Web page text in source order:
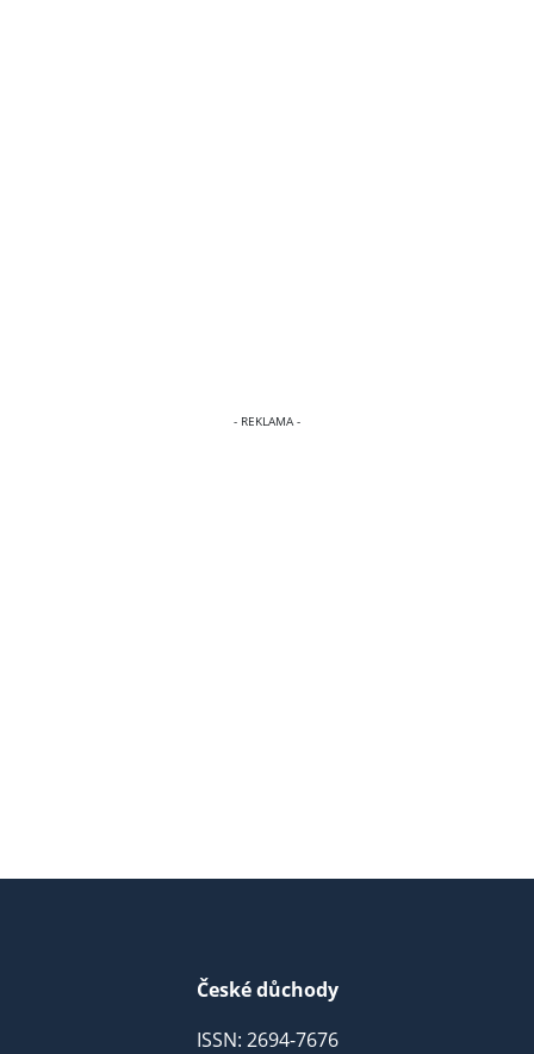
České důchody
ISSN: 2694-7676